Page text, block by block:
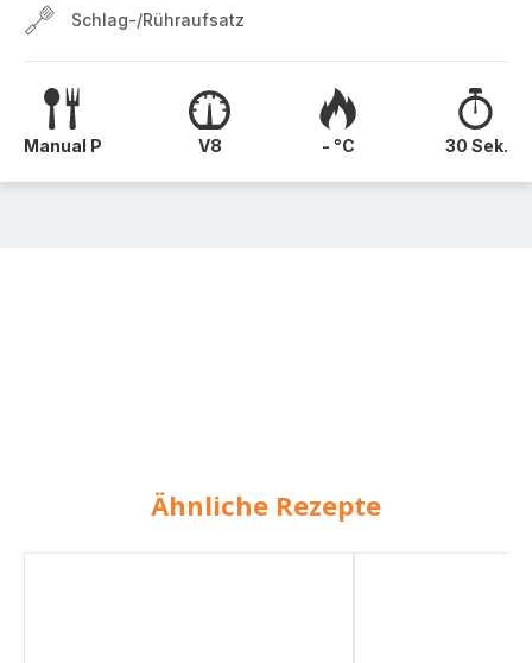
Schlag-/Rühraufsatz
Manual P V8 - °C 30 Sek.
Ähnliche Rezepte